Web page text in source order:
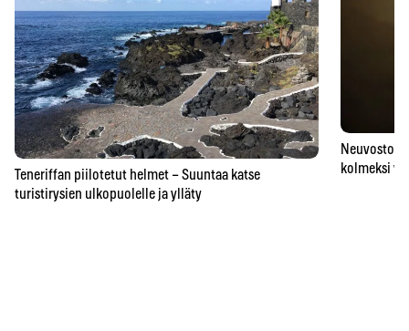
Teneriffan piilotetut helmet – Suuntaa katse
turistirysien ulkopuolelle ja ylläty
kolmeksi